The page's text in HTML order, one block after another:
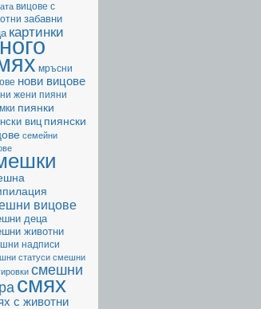
вицове с
забавни
картинки
мръсни
нови вицове
жени пияни
пиянки
виц пиянски
семейни
вицове
деца
животни
надписи
статуси смешни
смешни
смях
с животни